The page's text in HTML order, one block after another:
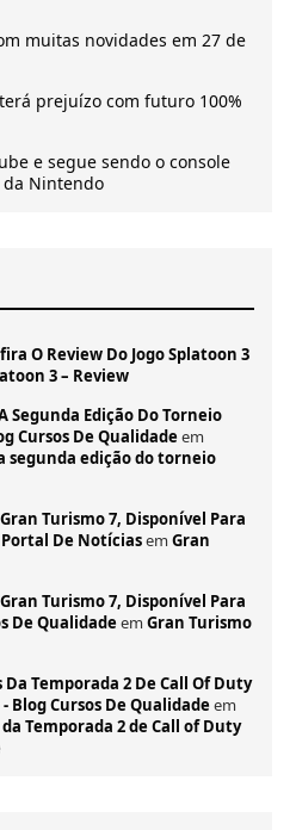
muitas novidades em 27 de
prejuízo com futuro 100%
e segue sendo o console
Nintendo
O Review Do Jogo Splatoon 3
3 – Review
Segunda Edição Do Torneio
Cursos De Qualidade em
segunda edição do torneio
Turismo 7, Disponível Para
Portal De Notíciasem Gran
Turismo 7, Disponível Para
De Qualidade em Gran Turismo
Temporada 2 De Call Of Duty
Blog Cursos De Qualidade em
Temporada 2 de Call of Duty